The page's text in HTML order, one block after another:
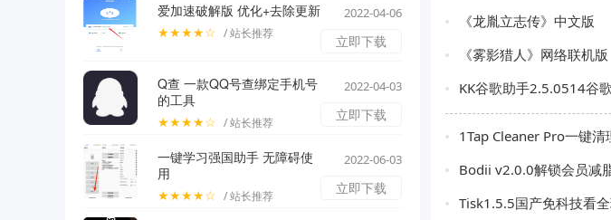
爱加速破解版 优化+去除更新
★★★★☆ / 站长推荐
2022-04-06
立即下载
Q查 一款QQ号查绑定手机号
的工具
★★★★☆ / 站长推荐
2022-04-03
立即下载
一键学习强国助手 无障碍使
用
★★★★☆ / 站长推荐
2022-06-03
立即下载
《龙胤立志传》中文版
《雾影猎人》网络联机版
KK谷歌助手2.5.0514谷
1Tap Cleaner Pro一键
Bodii v2.0.0解锁会员减
Tisk1.5.5国产免科技看